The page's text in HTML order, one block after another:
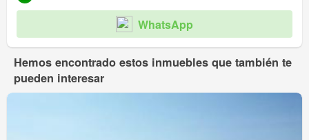
WhatsApp
Hemos encontrado estos inmuebles que también te
pueden interesar